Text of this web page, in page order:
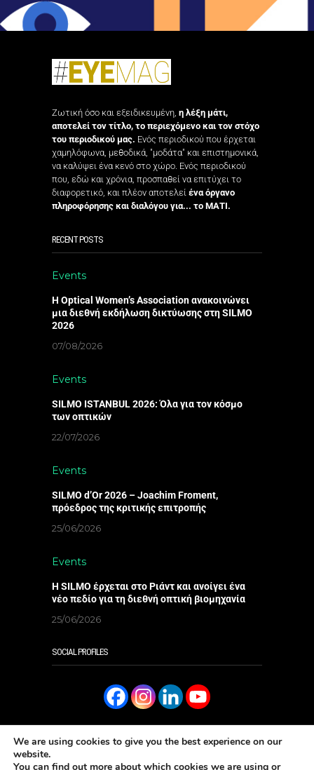
Ζωτική όσο και εξειδικευμένη, η λέξη μάτι,
αποτελεί τον τίτλο, το περιεχόμενο και τον στόχο
του περιοδικού μας. Ενός περιοδικού που έρχεται
χαμηλόφωνα, μεθοδικά, "μοδάτα" και επιστημονικά,
να καλύψει ένα κενό στο χώρο. Ενός περιοδικού
που, εδώ και χρόνια, προσπαθεί να επιτύχει το
διαφορετικό, και πλέον αποτελεί ένα όργανο
πληροφόρησης και διαλόγου για... το ΜΑΤΙ.
RECENT POSTS
Events
Η Optical Women’s Association ανακοινώνει
μια διεθνή εκδήλωση δικτύωσης στη SILMO
2026
07/08/2026
Events
SILMO ISTANBUL 2026: Όλα για τον κόσμο
των οπτικών
22/07/2026
Events
SILMO d’Or 2026 – Joachim Froment,
πρόεδρος της κριτικής επιτροπής
25/06/2026
Events
Η SILMO έρχεται στο Ριάντ και ανοίγει ένα
νέο πεδίο για τη διεθνή οπτική βιομηχανία
25/06/2026
SOCIAL PROFILES
We are using cookies to give you the best experience on our
website.
You can find out more about which cookies we are using or